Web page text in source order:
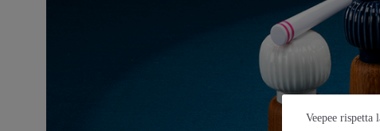
Veepee rispetta